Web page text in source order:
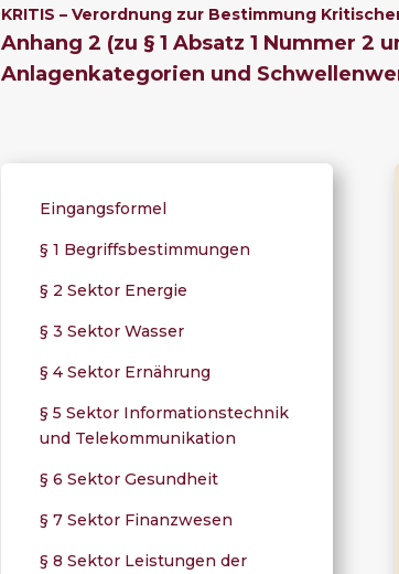
KRITIS – Verordnung zur Bestimmung
Anhang 2 (zu § 1 Absatz 1 Nummer 2
Anlagenkategorien und
Eingangsformel
§ 1 Begriffsbestimmungen
§ 2 Sektor Energie
§ 3 Sektor Wasser
§ 4 Sektor Ernährung
§ 5 Sektor Informationstechnik
und Telekommunikation
§ 6 Sektor Gesundheit
§ 7 Sektor Finanzwesen
§ 8 Sektor Leistungen der